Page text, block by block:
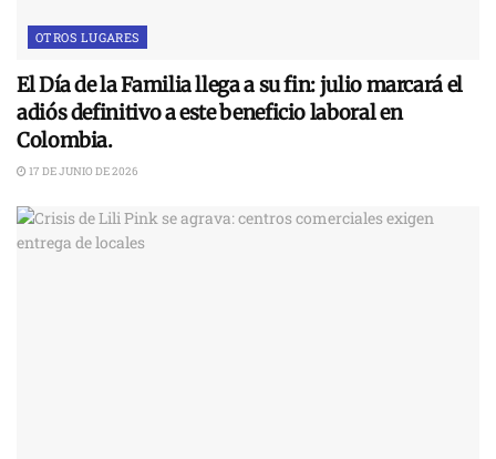
OTROS LUGARES
El Día de la Familia llega a su fin: julio marcará el
adiós definitivo a este beneficio laboral en
Colombia.
17 DE JUNIO DE 2026